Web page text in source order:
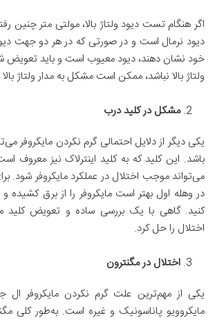
اگر هنگام تست دیود ولتاژ بالا، مولتی متر چنین
دیود نرمال است و در صورتی که در هر دو جهت
خود نشان دهند، دیود معیوب است و باید تعویض
ولتاژ بالا نباشد، ممکن است مشکل به مدار ولتاژ
مشکل در کلید درب
یکی دیگر از دلایل احتمالی گرم نکردن مایکروفر
باشد. این کلید که به کلید اینترلاک نیز معروف
می‌تواند موجب اختلال در عملکرد مایکروفر شود.
در وهله اول بهتر است مایکروفر را از برق کشیده
کنید. گاهی با یک بررسی ساده و تعویض کلید
اختلال را حل کرد.
اختلال در مگنترون
یکی از مهم‌ترین علت گرم نکردن مایکروفر
مایکروویو پاناسونیک و غیره است. به‌طور کلی